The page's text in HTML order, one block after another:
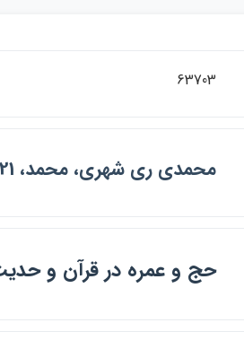
63703
محمدي ري شهري، محمد، 1321 -
حج و عمره در قرآن و